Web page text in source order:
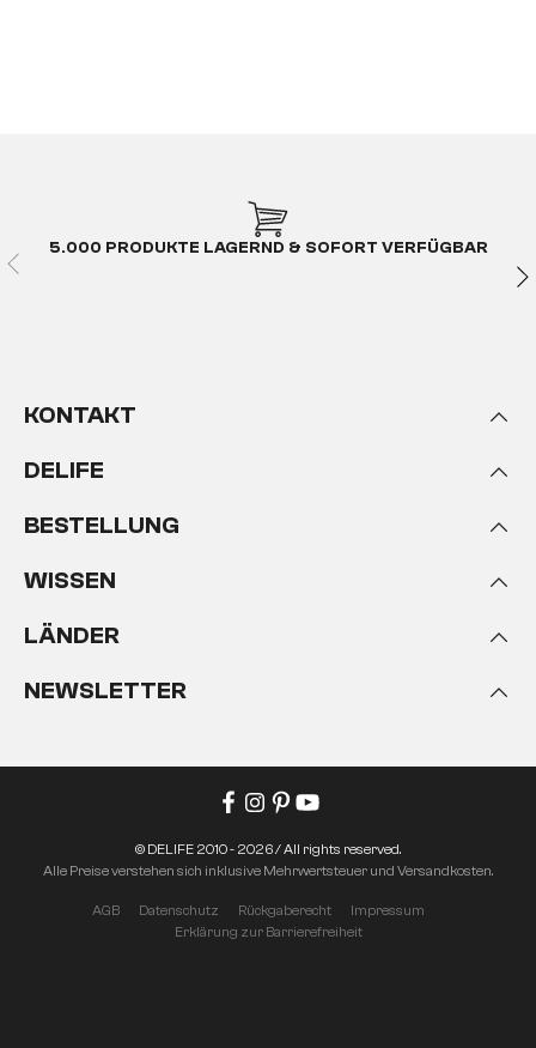
5.000 PRODUKTE LAGERND & SOFORT VERFÜGBAR
KONTAKT
DELIFE
BESTELLUNG
WISSEN
LÄNDER
NEWSLETTER
AGB Datenschutz Rückgaberecht
Impressum
Erklärung zur Barrierefreiheit
© DELIFE 2010 - 2026 / All rights reserved.
Alle Preise verstehen sich inklusive Mehrwertsteuer und Versandkosten.